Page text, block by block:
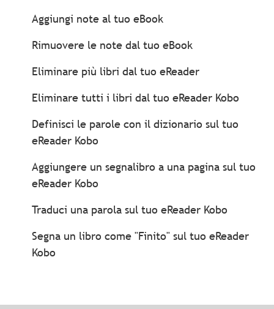
Aggiungi note al tuo eBook
Rimuovere le note dal tuo eBook
Eliminare più libri dal tuo eReader
Eliminare tutti i libri dal tuo eReader Kobo
Definisci le parole con il dizionario sul tuo
eReader Kobo
Aggiungere un segnalibro a una pagina sul tuo
eReader Kobo
Traduci una parola sul tuo eReader Kobo
Segna un libro come "Finito" sul tuo eReader
Kobo